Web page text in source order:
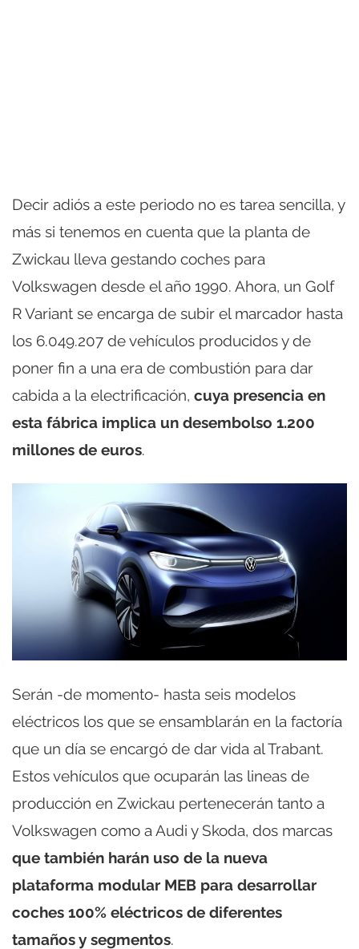
Decir adiós a este periodo no es tarea sencilla, y
más si tenemos en cuenta que la planta de
Zwickau lleva gestando coches para
Volkswagen desde el año 1990. Ahora, un Golf
R Variant se encarga de subir el marcador hasta
los 6.049.207 de vehículos producidos y de
poner fin a una era de combustión para dar
cabida a la electrificación, cuya presencia en
esta fábrica implica un desembolso 1.200
millones de euros.
Serán -de momento- hasta seis modelos
eléctricos los que se ensamblarán en la factoría
que un día se encargó de dar vida al Trabant.
Estos vehículos que ocuparán las lineas de
producción en Zwickau pertenecerán tanto a
Volkswagen como a Audi y Skoda, dos marcas
que también harán uso de la nueva
plataforma modular MEB para desarrollar
coches 100% eléctricos de diferentes
tamaños y segmentos.